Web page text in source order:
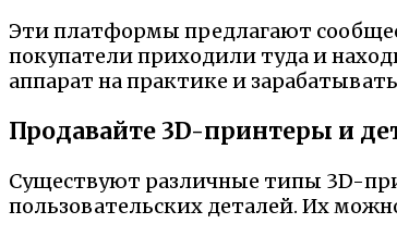
Эти платформы предлагают
покупатели приходили туда и
аппарат на практике и
Продавайте 3D-принтеры и
Существуют различные типы 3D-
пользовательских деталей. Их